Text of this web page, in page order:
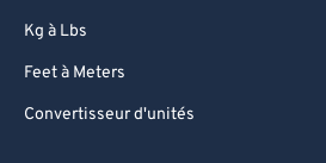
Kg à Lbs
Feet à Meters
Convertisseur d'unités